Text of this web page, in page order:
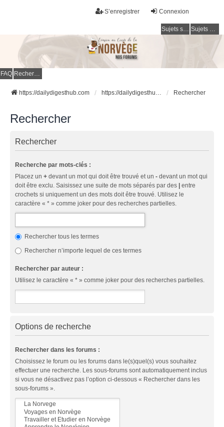
Connexion
S’enregistrer
Sujets sans réponse Sujets actifs
FAQ Rechercher
https://dailydigesthub.com https://dailydigesthub.com Rechercher
Rechercher
Rechercher
Recherche par mots-clés :
Placez un + devant un mot qui doit être trouvé et un - devant un mot qui
doit être exclu. Saisissez une suite de mots séparés par des
entre
crochets si uniquement un des mots doit être trouvé. Utilisez le
caractère « * » comme joker pour des recherches partielles.
Rechercher tous les termes
Rechercher n’importe lequel de ces termes
Rechercher par auteur :
Utilisez le caractère « * » comme joker pour des recherches partielles.
Options de recherche
Rechercher dans les forums :
Choisissez le forum ou les forums dans le(s)quel(s) vous souhaitez
effectuer une recherche. Les sous-forums sont automatiquement inclus
si vous ne désactivez pas l’option ci-dessous « Rechercher dans les
sous-forums ».